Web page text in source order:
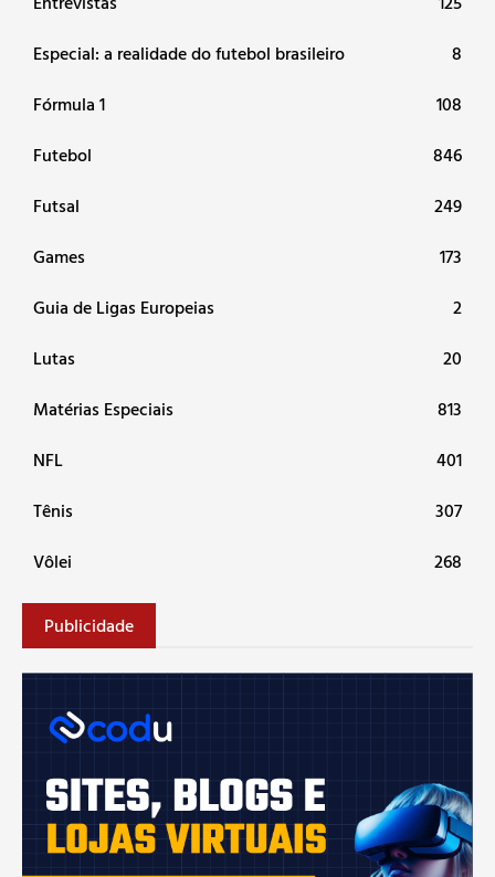
Especial: a realidade do futebol brasileiro
8
Fórmula 1
108
Futebol
846
Futsal
249
Games
173
Guia de Ligas Europeias
2
Lutas
20
Matérias Especiais
813
NFL
401
Tênis
307
Vôlei
268
Publicidade